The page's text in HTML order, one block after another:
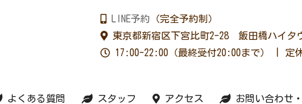
LINE予約 （完全予約制）
東京都新宿区下宮比町2-28 飯田橋ハイタ
17:00-22:00（最終受付20:00まで） | 定休
よくある質問 スタッフ アクセス お問い合わせ